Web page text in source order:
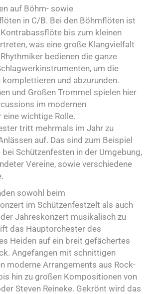
auf Böhm- sowie
in C/B. Bei den Böhmflöten ist
bis zum kleinen
was eine große Klangvielfalt
bedienen die ganze
um die
und abzurunden.
und Großen Trommel spielen hier
im modernen
wichtige Rolle.
tritt mehrmals im Jahr zu
auf. Das sind zum Beispiel
Schützenfesten in der Umgebung,
Vereine, sowie verschiedene
sowohl beim
im Schützenfestzelt als auch
Jahreskonzert musikalisch zu
das Hauptorchester des
Heiden auf ein breit gefächertes
Angefangen mit schnittigen
moderne Arrangements aus Rock-
hin zu großen Kompositionen von
Steven Reineke. Gekrönt wird das